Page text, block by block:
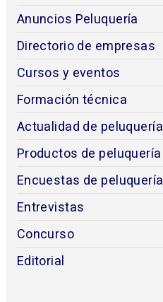
Anuncios Peluquería
Directorio de empresas
Cursos y eventos
Formación técnica
Actualidad de peluquería
Productos de peluquería
Encuestas de peluquería
Entrevistas
Concurso
Editorial